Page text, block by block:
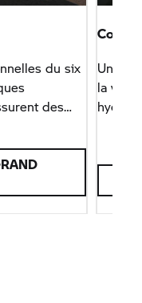
du six
des
Un
la